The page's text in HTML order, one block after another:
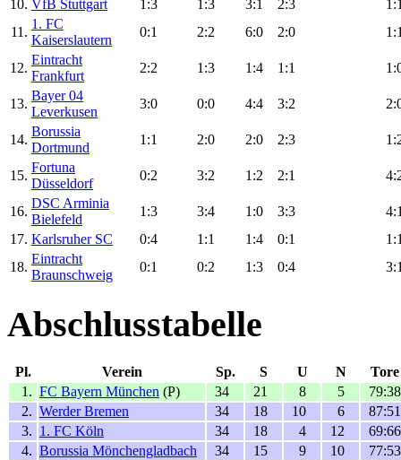
10. VfB Stuttgart 1:3 1:3 3:1 2:3
11.
1. FC
Kaiserslautern
0:1 2:2 6:0 2:0
12.
Eintracht
Frankfurt
2:2 1:3 1:4 1:1
13.
Bayer 04
Leverkusen
3:0 0:0 4:4 3:2
14.
Borussia
Dortmund
1:1 2:0 2:0 2:3
15.
Fortuna
Düsseldorf
0:2 3:2 1:2 2:1
16.
DSC Arminia
Bielefeld
1:3 3:4 1:0 3:3
17. Karlsruher SC 0:4 1:1 1:4 0:1
18.
Eintracht
Braunschweig
0:1 0:2 1:3 0:4
Abschlusstabelle
Pl. Verein Sp. S U N
Tore
1. FC Bayern München (P) 34 21 8 5
79:38
2. Werder Bremen 34 18 10 6
87:51
3. 1. FC Köln 34 18 4 12
69:66
4. Borussia Mönchengladbach 34 15 9 10
77:53